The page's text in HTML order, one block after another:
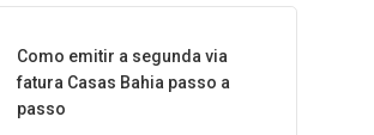
Como emitir a segunda via
fatura Casas Bahia passo a
passo